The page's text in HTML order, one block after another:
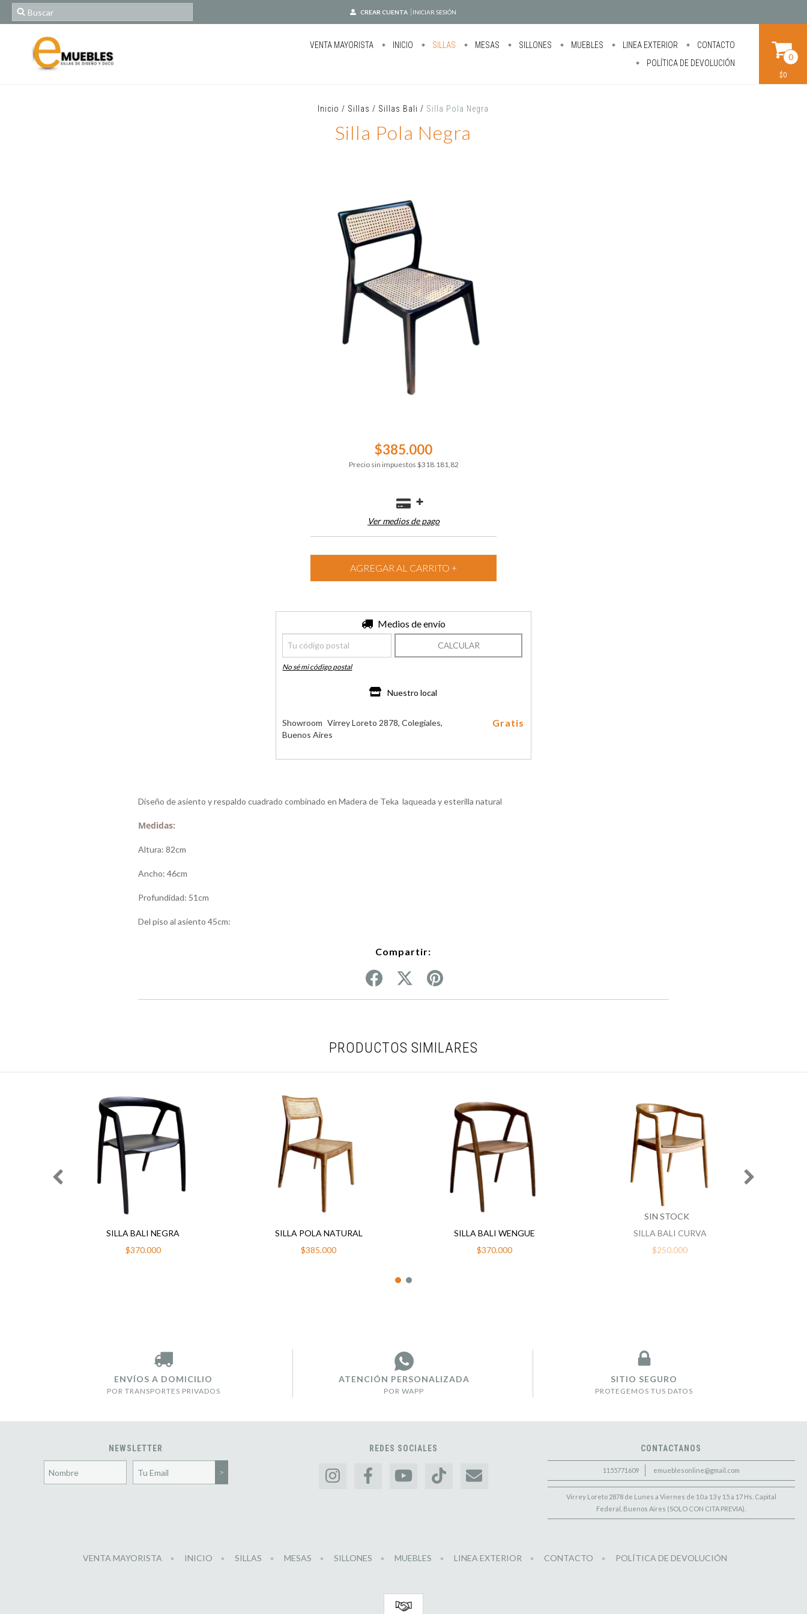
CREAR CUENTA INICIAR SESIÓN
VENTA MAYORISTA INICIO SILLAS MESAS SILLONES MUEBLES LINEA EXTERIOR
CONTACTO
POLÍTICA DE DEVOLUCIÓN
0
$0
Inicio / Sillas / Sillas Bali / Silla Pola Negra
Silla Pola Negra
$385.000
Precio sin impuestos $318.181,82
Ver medios de pago
Medios de envío
CALCULAR
No sé mi código postal
Nuestro local
Showroom Virrey Loreto 2878, Colegiales,
Buenos Aires
Gratis
Diseño de asiento y respaldo cuadrado combinado en Madera de Teka laqueada y esterilla natural
Medidas:
Altura: 82cm
Ancho: 46cm
Profundidad: 51cm
Del piso al asiento 45cm:
Compartir:
PRODUCTOS SIMILARES
SILLA BALI NEGRA
$370.000
SILLA POLA NATURAL
$385.000
SILLA BALI WENGUE
$370.000
SIN STOCK
SILLA BALI CURVA
$250.000
ENVÍOS A DOMICILIO
POR TRANSPORTES PRIVADOS
ATENCIÓN PERSONALIZADA
POR WAPP
SITIO SEGURO
PROTEGEMOS TUS DATOS
NEWSLETTER REDES SOCIALES CONTACTANOS
1155771609 emueblesonline@gmail.com
Virrey Loreto 2878 de Lunes a Viernes de 10 a 13 y 15 a 17 Hs. Capital
Federal, Buenos Aires (SOLO CON CITA PREVIA).
VENTA MAYORISTA INICIO SILLAS MESAS SILLONES MUEBLES LINEA EXTERIOR CONTACTO POLÍTICA DE DEVOLUCIÓN